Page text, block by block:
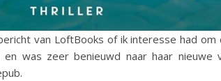
van LoftBooks of ik interesse had
was zeer benieuwd naar haar